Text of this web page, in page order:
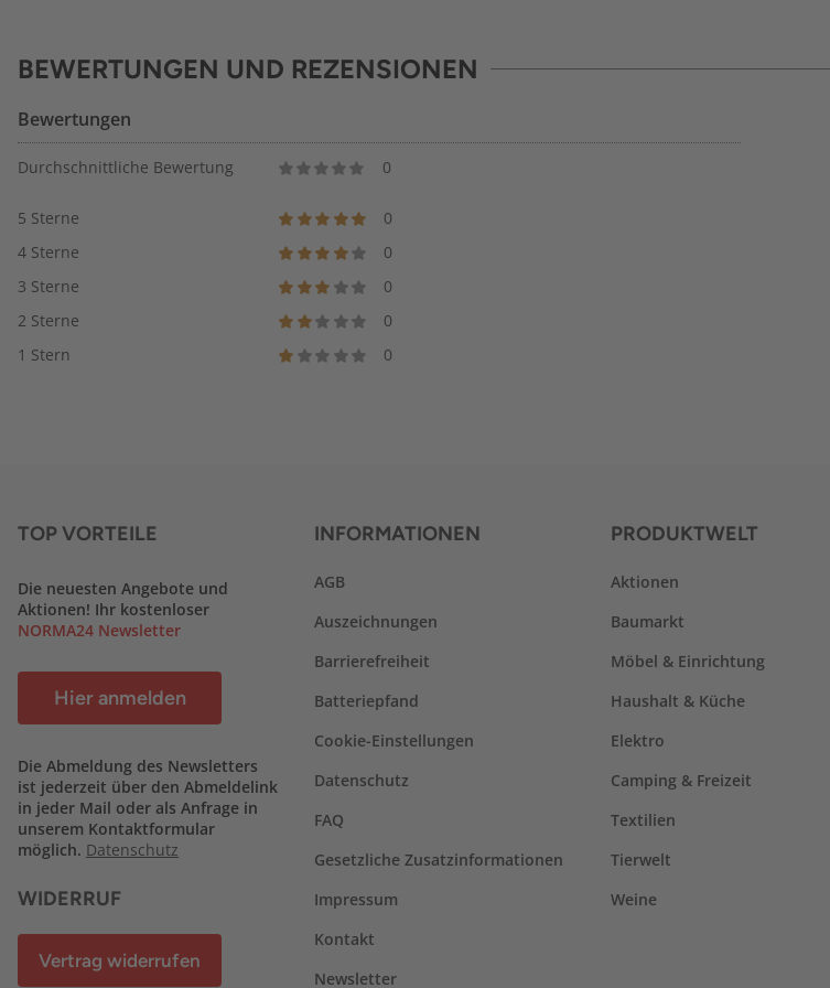
BEWERTUNGEN UND REZENSIONEN
Bewertungen
Durchschnittliche Bewertung 0
5 Sterne
0
4 Sterne
0
3 Sterne
0
2 Sterne
0
1 Stern
0
TOP VORTEILE
Die neuesten Angebote und
Aktionen! Ihr kostenloser
NORMA24 Newsletter
Hier anmelden
Die Abmeldung des Newsletters
ist jederzeit über den Abmeldelink
in jeder Mail oder als Anfrage in
unserem Kontaktformular
möglich. Datenschutz
WIDERRUF
Vertrag widerrufen
INFORMATIONEN
AGB
Auszeichnungen
Barrierefreiheit
Batteriepfand
Cookie-Einstellungen
Datenschutz
FAQ
Gesetzliche Zusatzinformationen
Impressum
Kontakt
Newsletter
PRODUKTWELT
Aktionen
Baumarkt
Möbel & Einrichtung
Haushalt & Küche
Elektro
Camping & Freizeit
Textilien
Tierwelt
Weine